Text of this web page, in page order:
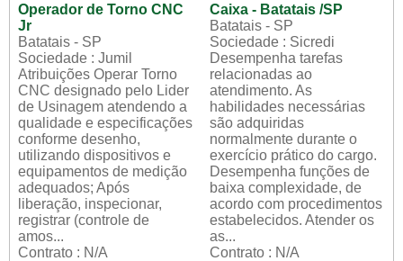
Operador de Torno CNC
Jr
Batatais - SP
Sociedade : Jumil
Atribuições Operar Torno
CNC designado pelo Lider
de Usinagem atendendo a
qualidade e especificações
conforme desenho,
utilizando dispositivos e
equipamentos de medição
adequados; Após
liberação, inspecionar,
registrar (controle de
amos...
Contrato : N/A
Caixa - Batatais /SP
Batatais - SP
Sociedade : Sicredi
Desempenha tarefas
relacionadas ao
atendimento. As
habilidades necessárias
são adquiridas
normalmente durante o
exercício prático do cargo.
Desempenha funções de
baixa complexidade, de
acordo com procedimentos
estabelecidos. Atender os
as...
Contrato : N/A